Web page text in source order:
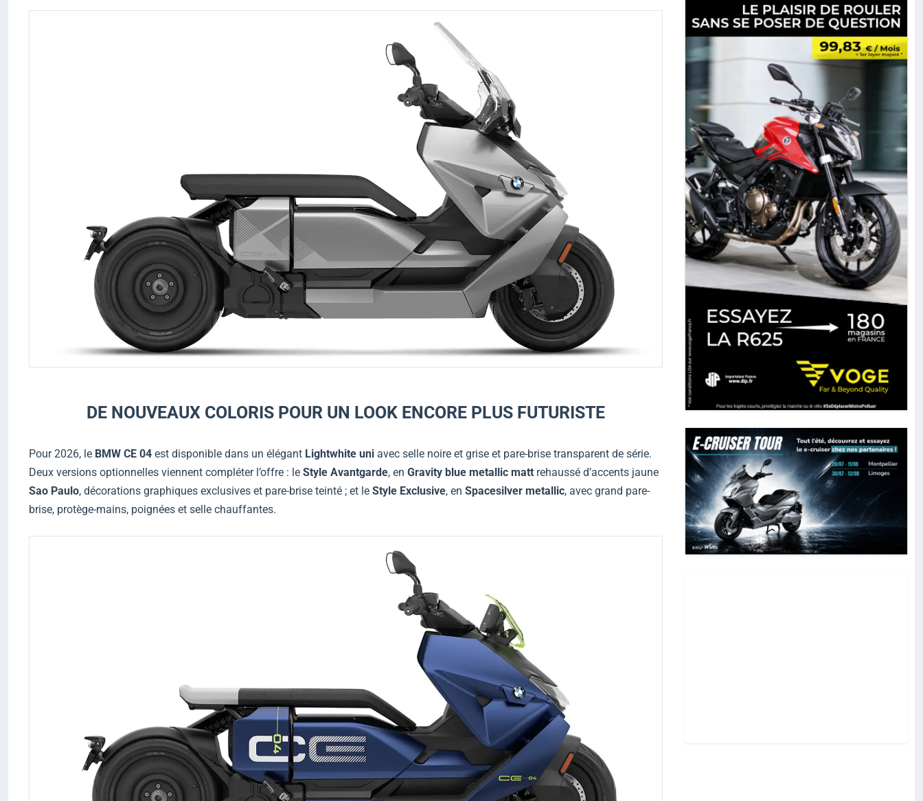
DE NOUVEAUX COLORIS POUR UN LOOK ENCORE PLUS FUTURISTE
Pour 2026, le BMW CE 04 est disponible dans un élégant Lightwhite uni avec selle noire et grise et pare-brise transparent de série.
Deux versions optionnelles viennent compléter l’offre : le Style Avantgarde, en Gravity blue metallic matt rehaussé d’accents jaune
Sao Paulo, décorations graphiques exclusives et pare-brise teinté ; et le Style Exclusive, en Spacesilver metallic, avec grand pare-
brise, protège-mains, poignées et selle chauffantes.